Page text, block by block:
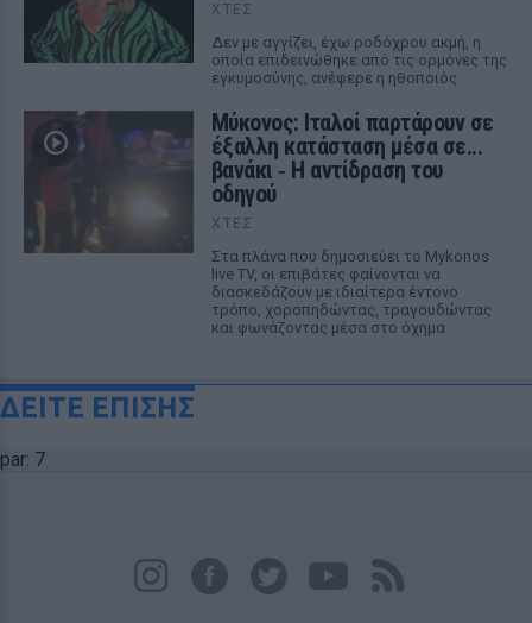
ΧΤΕΣ
Δεν με αγγίζει, έχω ροδόχρου ακμή, η
οποία επιδεινώθηκε από τις ορμόνες της
εγκυμοσύνης, ανέφερε η ηθοποιός
Μύκονος: Ιταλοί παρτάρουν σε
έξαλλη κατάσταση μέσα σε...
βανάκι ‑ Η αντίδραση του
οδηγού
ΧΤΕΣ
Στα πλάνα που δημοσιεύει το Mykonos
live TV, οι επιβάτες φαίνονται να
διασκεδάζουν με ιδιαίτερα έντονο
τρόπο, χοροπηδώντας, τραγουδώντας
και φωνάζοντας μέσα στο όχημα
ΔΕΙΤΕ ΕΠΙΣΗΣ
par: 7